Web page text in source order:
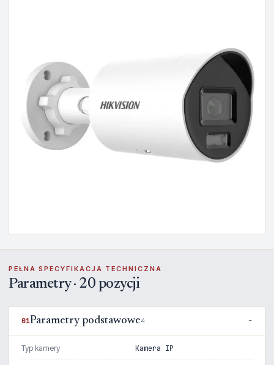
PEŁNA SPECYFIKACJA TECHNICZNA
Parametry · 20 pozycji
01Parametry podstawowe4
Typ kamery Kamera IP